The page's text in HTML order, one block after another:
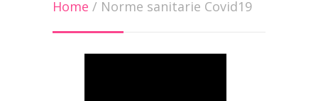
Home / Norme sanitarie Covid19